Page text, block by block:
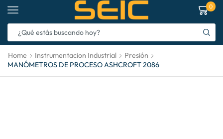
0
Home Instrumentacion Industrial
Presión
MANÓMETROS DE PROCESO ASHCROFT 2086